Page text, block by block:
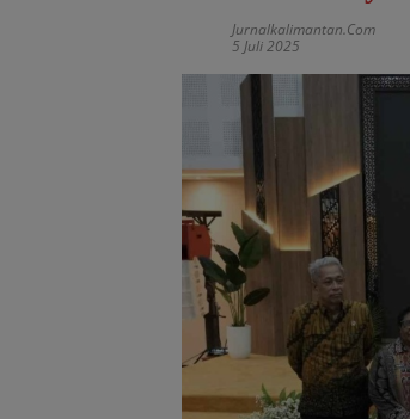
Jurnalkalimantan.com
5 Juli 2025